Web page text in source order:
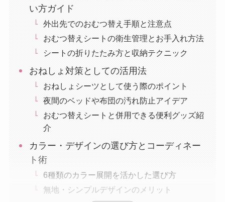
い方ガイド
外出先でのおむつ替え手順と注意点
おむつ替えシートの衛生管理とお手入れ方法
シートの折りたたみ方と収納テクニック
おねしょ対策としての活用法
おねしょシーツとして使う際のポイント
夜間のベッドや布団の汚れ防止アイデア
おむつ替えシートと併用できる便利グッズ紹
介
カラー・デザインの選び方とコーディネー
ト術
6種類のカラー展開を活かした選び方
無地・シンプルデザインのメリット